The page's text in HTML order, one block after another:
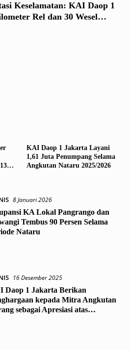
Keselamatan: KAI Daop 1
Rel dan 30 Wesel
KAI Daop 1 Jakarta Layani
1,61 Juta Penumpang Selama
Angkutan Nataru 2025/2026
8 Januari 2026
KA Lokal Pangrango dan
Tembus 90 Persen Selama
Nataru
16 Desember 2025
Daop 1 Jakarta Berikan
kepada Mitra Angkutan
sebagai Apresiasi atas